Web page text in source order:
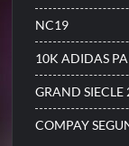
NC19
10K ADIDAS
GRAND
COMPAY